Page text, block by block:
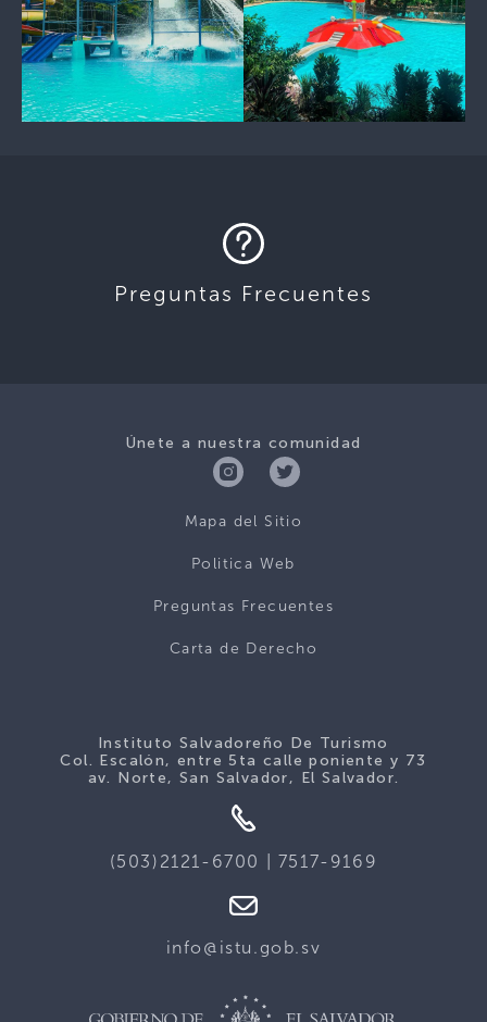
Preguntas Frecuentes
Únete a nuestra comunidad
Mapa del Sitio
Politica Web
Preguntas Frecuentes
Carta de Derecho
Instituto Salvadoreño De Turismo
Col. Escalón, entre 5ta calle poniente y 73
av. Norte, San Salvador, El Salvador.
(503)2121-6700 | 7517-9169
info@istu.gob.sv